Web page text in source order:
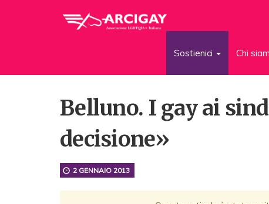
Sostienici Chi
Belluno. I gay ai
decisione»
2 GENNAIO 2013